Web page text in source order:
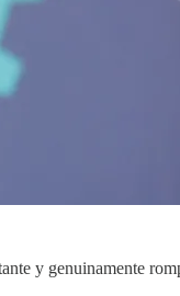
y genuinamente